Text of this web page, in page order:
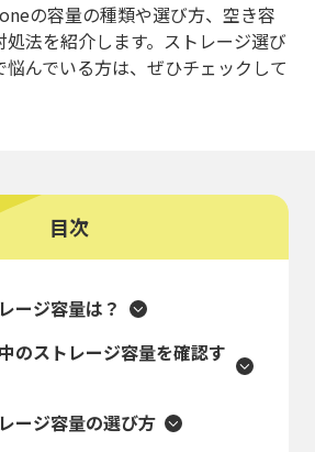
の容量の種類や選び方、空き容
法を紹介します。ストレージ選び
んでいる方は、ぜひチェックして
目次
ージ容量は？
のストレージ容量を確認す
ージ容量の選び方